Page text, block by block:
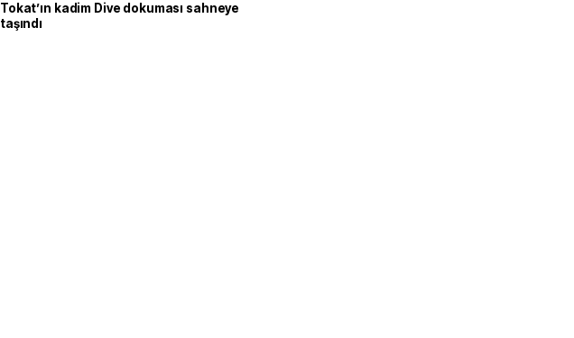
Tokat’ın kadim Dive dokuması sahneye
taşındı